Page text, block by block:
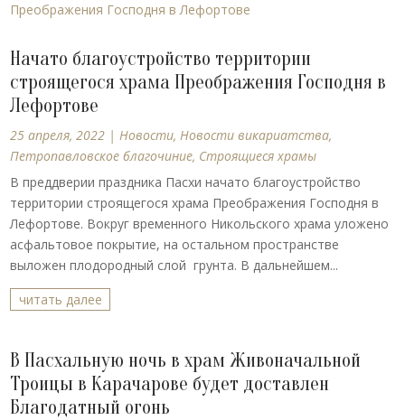
Начато благоустройство территории
строящегося храма Преображения Господня в
Лефортове
25 апреля, 2022 |Новости,Новости викариатства,
Петропавловское благочиние, Строящиеся храмы
В преддверии праздника Пасхи начато благоустройство
территории строящегося храма Преображения Господня в
Лефортове. Вокруг временного Никольского храма уложено
асфальтовое покрытие, на остальном пространстве
выложен плодородный слой грунта. В дальнейшем...
читать далее
В Пасхальную ночь в храм Живоначальной
Троицы в Карачарове будет доставлен
Благодатный огонь